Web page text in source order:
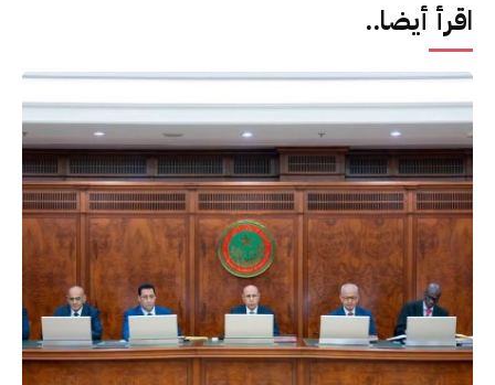
اقرأ أيضا..